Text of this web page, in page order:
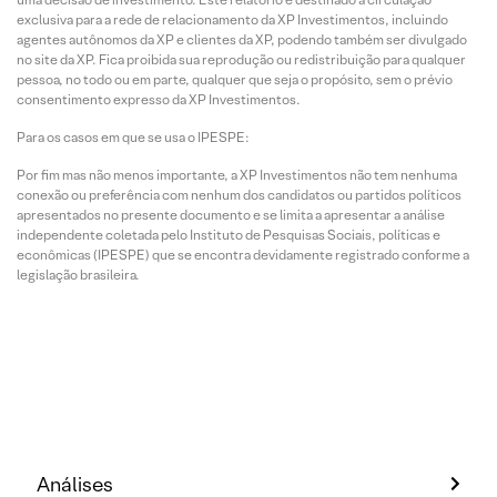
exclusiva para a rede de relacionamento da XP Investimentos, incluindo
agentes autônomos da XP e clientes da XP, podendo também ser divulgado
no site da XP. Fica proibida sua reprodução ou redistribuição para qualquer
pessoa, no todo ou em parte, qualquer que seja o propósito, sem o prévio
consentimento expresso da XP Investimentos.
Para os casos em que se usa o IPESPE:
Por fim mas não menos importante, a XP Investimentos não tem nenhuma
conexão ou preferência com nenhum dos candidatos ou partidos políticos
apresentados no presente documento e se limita a apresentar a análise
independente coletada pelo Instituto de Pesquisas Sociais, políticas e
econômicas (IPESPE) que se encontra devidamente registrado conforme a
legislação brasileira.
Análises